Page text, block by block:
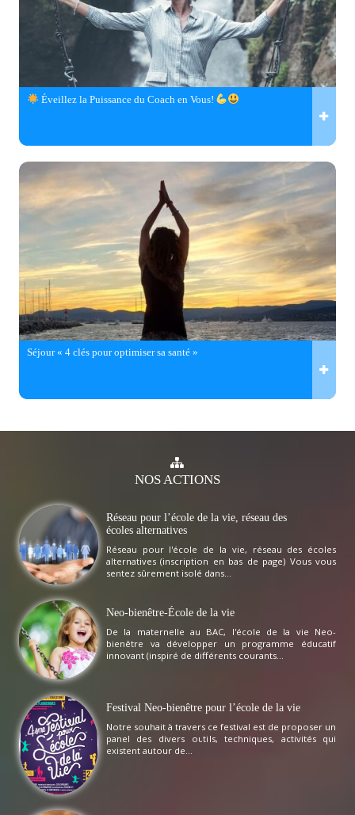
Éveillez la Puissance du Coach en Vous!
Séjour « 4 clés pour optimiser sa santé »
NOSACTIONS
Réseau pour l’école de la vie, réseau des
écoles alternatives
Réseau pour l'école de la vie, réseau des écoles
alternatives (inscription en bas de page) Vous vous
sentez sûrement isolé dans...
Neo-bienêtre-École de la vie
De la maternelle au BAC, l'école de la vie Neo-
bienêtre va développer un programme éducatif
innovant (inspiré de différents courants...
Festival Neo-bienêtre pour l’école de la vie
Notre souhait à travers ce festival est de proposer un
panel des divers outils, techniques, activités qui
existent autour de...